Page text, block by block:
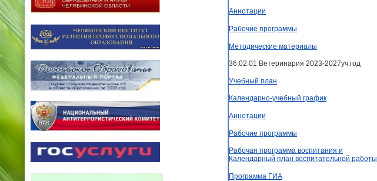
Аннотации
Рабочие программы
Методические материалы
36.02.01 Ветеринария 2023-2027уч.год
Учебный план
Календарно-учебный график
Аннотации
Рабочие программы
Рабочая программа воспитания и
Календарный план воспитательной работы
Программа ГИА